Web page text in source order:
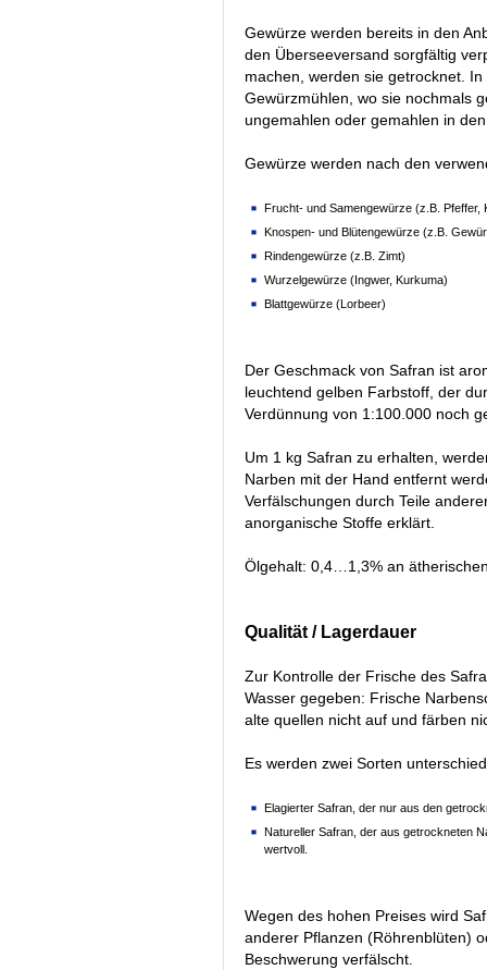
Gewürze werden bereits in den
den Überseeversand sorgfältig
machen, werden sie getrocknet.
Gewürzmühlen, wo sie nochmals
ungemahlen oder gemahlen in
Gewürze werden nach den
Frucht- und Samengewürze (z.B. Pfeffer,
Knospen- und Blütengewürze (z.B.
Rindengewürze (z.B. Zimt)
Wurzelgewürze (Ingwer, Kurkuma)
Blattgewürze (Lorbeer)
Der Geschmack von Safran ist
leuchtend gelben Farbstoff, der
Verdünnung von 1:100.000 noch
Um 1 kg Safran zu erhalten,
Narben mit der Hand entfernt
Verfälschungen durch Teile
anorganische Stoffe erklärt.
Ölgehalt: 0,4…1,3% an
Qualität / Lagerdauer
Zur Kontrolle der Frische des
Wasser gegeben: Frische
alte quellen nicht auf und färben
Es werden zwei Sorten
Elagierter Safran, der nur aus den
Natureller Safran, der aus getrockneten
wertvoll.
Wegen des hohen Preises wird
anderer Pflanzen (Röhrenblüten)
Beschwerung verfälscht.